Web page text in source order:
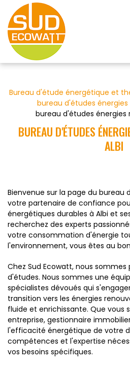
Bureau d'étude énergétique et
bureau d'études
bureau d'études énergies
BUREAU D'ÉTUDES
ALBI
Bienvenue sur la page du bureau
votre partenaire de confiance
énergétiques durables à Albi et
recherchez des experts
votre consommation d'énergie
l'environnement, vous êtes au
Chez Sud Ecowatt, nous
d'études. Nous sommes une
spécialistes dévoués qui
transition vers les énergies
fluide et enrichissante. Que vous
entreprise, gestionnaire
l'efficacité énergétique de votre
compétences et l'expertise
vos besoins spécifiques.
Panneau de gestion des cookies